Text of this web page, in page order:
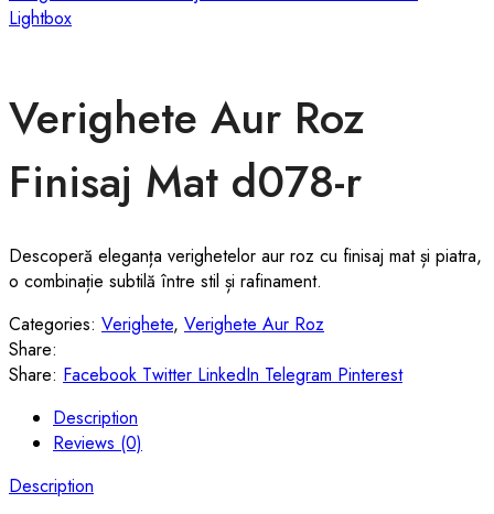
Lightbox
Verighete Aur Roz
Finisaj Mat d078-r
Descoperă eleganța verighetelor aur roz cu finisaj mat și piatra,
o combinație subtilă între stil și rafinament.
Categories: Verighete, Verighete Aur Roz
Share:
Share: Facebook Twitter LinkedIn Telegram Pinterest
Description
Reviews (0)
Description